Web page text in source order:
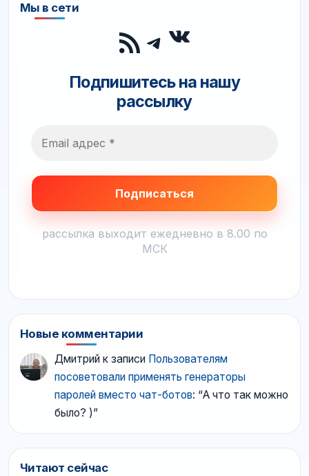
Мы в сети
RSS-лента
Telegram
ВКонтакте
Подпишитесь на нашу
рассылку
рассылка выходит ежедневно в 8.00 по
МСК
Новые комментарии
Дмитрий к записи Пользователям
посоветовали применять генераторы
паролей вместо чат-ботов: “А что так можно
было? )”
Читают сейчас